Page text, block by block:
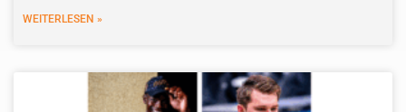
WEITERLESEN »